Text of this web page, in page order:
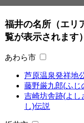
福井の名所（エリ
覧が表示されます）
あわら市
芦原温泉発祥地
藤野厳九郎(ふじ
吉崎坊舎跡(よし
し)伝説